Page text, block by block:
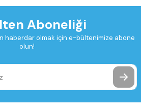
Aboneliği
haberdar olmak için e-bültenimize abone
olun!